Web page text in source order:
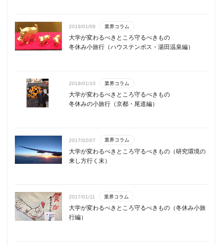
2019/01/09 業界コラム
大学が変わるべきところ守るべきもの
冬休み小旅行（ハウステンボス・湯田温泉編）
2018/01/10 業界コラム
大学が変わるべきところ守るべきもの
冬休みの小旅行（京都・尾道編）
2017/02/07 業界コラム
大学が変わるべきところ守るべきもの（研究環境の
来し方行く末）
2017/01/11 業界コラム
大学が変わるべきところ守るべきもの（冬休み小旅
行編）